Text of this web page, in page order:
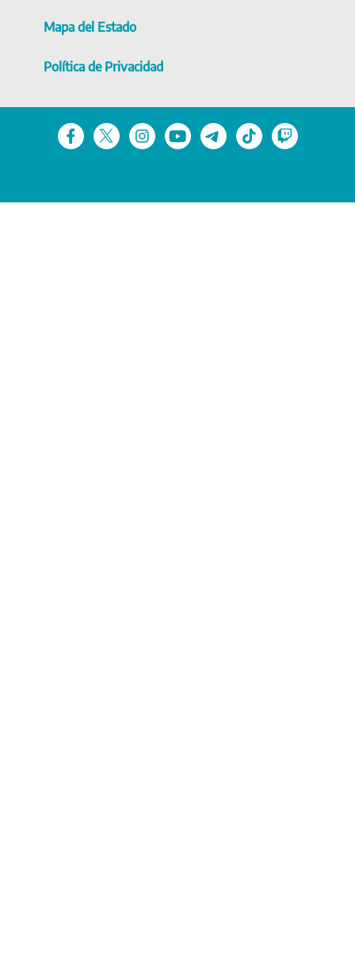
Mapa del Estado
Política de Privacidad